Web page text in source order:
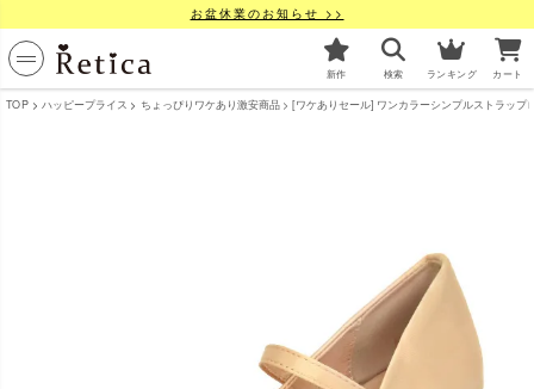
お盆休業のお知らせ >>
新作 検索 ランキング カート
TOP ハッピープライス ちょっぴりワケあり激安商品 [ワケありセール] ワンカラーシンプルストラッ